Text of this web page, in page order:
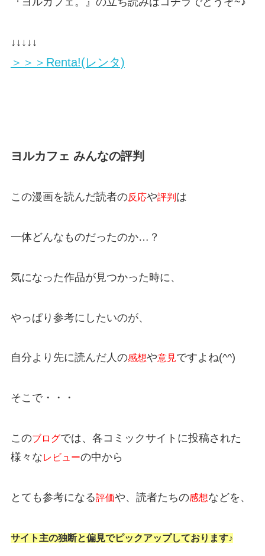
↓↓↓↓↓
＞＞＞Renta!(レンタ)
ヨルカフェ みんなの評判
この漫画を読んだ読者の反応や評判 は
一体どんなものだったのか…？
気になった作品が見つかった時に、
やっぱり参考にしたいのが、
自分より先に読んだ人の感想や意見ですよね(^^)
そこで・・・
このブログでは、各コミックサイトに投稿された
様々なレビューの中から
とても参考になる評価や、読者たちの感想などを、
サイト主の独断と偏見でピックアップしております♪